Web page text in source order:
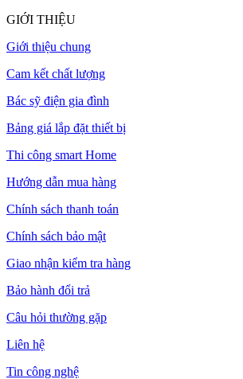
GIỚI THIỆU
Giới thiệu chung
Cam kết chất lượng
Bác sỹ điện gia đình
Bảng giá lắp đặt thiết bị
Thi công smart Home
Hướng dẫn mua hàng
Chính sách thanh toán
Chính sách bảo mật
Giao nhận kiểm tra hàng
Bảo hành đổi trả
Câu hỏi thường gặp
Liên hệ
Tin công nghệ